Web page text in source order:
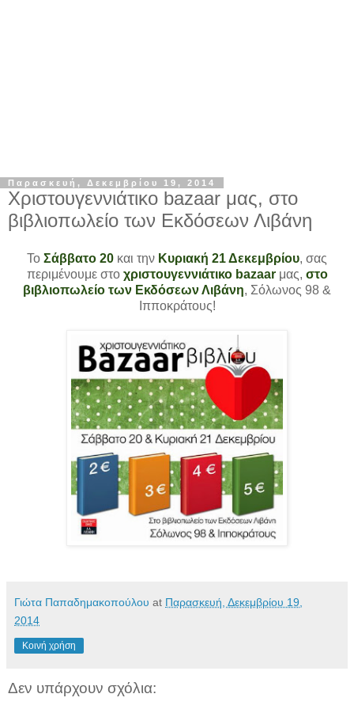
Παρασκευή, Δεκεμβρίου 19, 2014
Χριστουγεννιάτικο bazaar μας, στο
βιβλιοπωλείο των Εκδόσεων Λιβάνη
Το Σάββατο 20 και την Κυριακή 21 Δεκεμβρίου, σας
περιμένουμε στο χριστουγεννιάτικο bazaar μας, στο
βιβλιοπωλείο των Εκδόσεων Λιβάνη, Σόλωνος 98 &
Ιπποκράτους!
Γιώτα Παπαδημακοπούλου at Παρασκευή, Δεκεμβρίου 19,
2014
Κοινή χρήση
Δεν υπάρχουν σχόλια: